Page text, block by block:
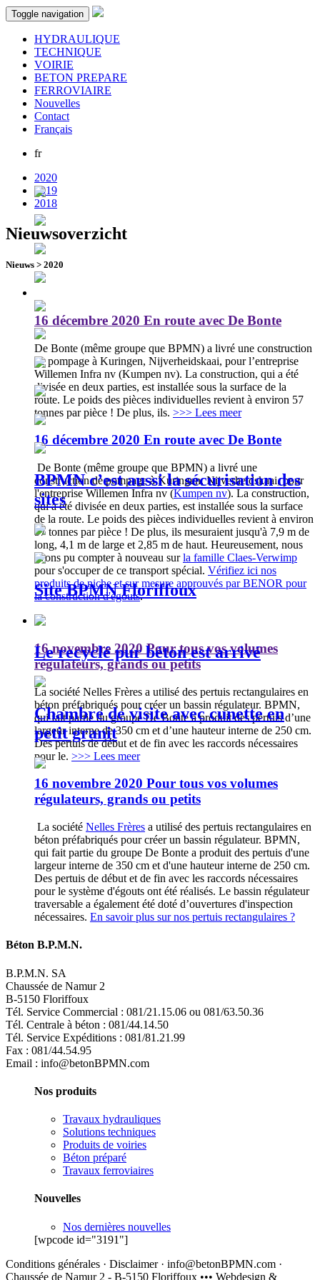
Toggle navigation
HYDRAULIQUE
TECHNIQUE
VOIRIE
BETON PREPARE
FERROVIAIRE
Nouvelles
Contact
Français
fr
BPMN c’est aussi la sécurisation des
sites
Site BPMN Floriffoux
Le recyclé pur béton est arrivé
Chambre de visite avec cunette en
petit granit
2020
2019
2018
Nieuwsoverzicht
Nieuws > 2020
16 décembre 2020 En route avec De Bonte
De Bonte (même groupe que BPMN) a livré une construction
de pompage à Kuringen, Nijverheidskaai, pour l’entreprise
Willemen Infra nv (Kumpen nv). La construction, qui a été
divisée en deux parties, est installée sous la surface de la
route. Le poids des pièces individuelles revient à environ 57
tonnes par pièce ! De plus, ils. >>> Lees meer
16 décembre 2020 En route avec De Bonte
De Bonte (même groupe que BPMN) a livré une
construction de pompage à Kuringen, Nijverheidskaai, pour
l'entreprise Willemen Infra nv (Kumpen nv). La construction,
qui a été divisée en deux parties, est installée sous la surface
de la route. Le poids des pièces individuelles revient à environ
57 tonnes par pièce ! De plus, ils mesuraient jusqu'à 7,9 m de
long, 4,1 m de large et 2,85 m de haut. Heureusement, nous
avons pu compter à nouveau surla famille Claes-Verwimp
pour s'occuper de ce transport spécial. Vérifiez ici nos
produits de niche et sur mesure approuvés par BENOR pour
la construction d'égouts.
16 novembre 2020 Pour tous vos volumes
régulateurs, grands ou petits
La société Nelles Frères a utilisé des pertuis rectangulaires en
béton préfabriqués pour créer un bassin régulateur. BPMN,
qui fait partie du groupe De Bonte a produit des pertuis d’une
largeur interne de 350 cm et d’une hauteur interne de 250 cm.
Des pertuis de début et de fin avec les raccords nécessaires
pour le. >>> Lees meer
16 novembre 2020 Pour tous vos volumes
régulateurs, grands ou petits
La société Nelles Frères a utilisé des pertuis rectangulaires en
béton préfabriqués pour créer un bassin régulateur. BPMN,
qui fait partie du groupe De Bonte a produit des pertuis d'une
largeur interne de 350 cm et d'une hauteur interne de 250 cm.
Des pertuis de début et de fin avec les raccords nécessaires
pour le système d'égouts ont été réalisés. Le bassin régulateur
traversable a également été doté d’ouvertures d'inspection
nécessaires. En savoir plus sur nos pertuis rectangulaires ?
Béton B.P.M.N.
B.P.M.N. SA
Chaussée de Namur 2
B-5150 Floriffoux
Tél. Service Commercial : 081/21.15.06 ou 081/63.50.36
Tél. Centrale à béton : 081/44.14.50
Tél. Service Expéditions : 081/81.21.99
Fax : 081/44.54.95
Email : info@betonBPMN.com
Nos produits
Travaux hydrauliques
Solutions techniques
Produits de voiries
Béton préparé
Travaux ferroviaires
Nouvelles
Nos dernières nouvelles
[wpcode id="3191"]
Conditions générales · Disclaimer · info@betonBPMN.com ·
Chaussée de Namur 2 - B-5150 Floriffoux ••• Webdesign &